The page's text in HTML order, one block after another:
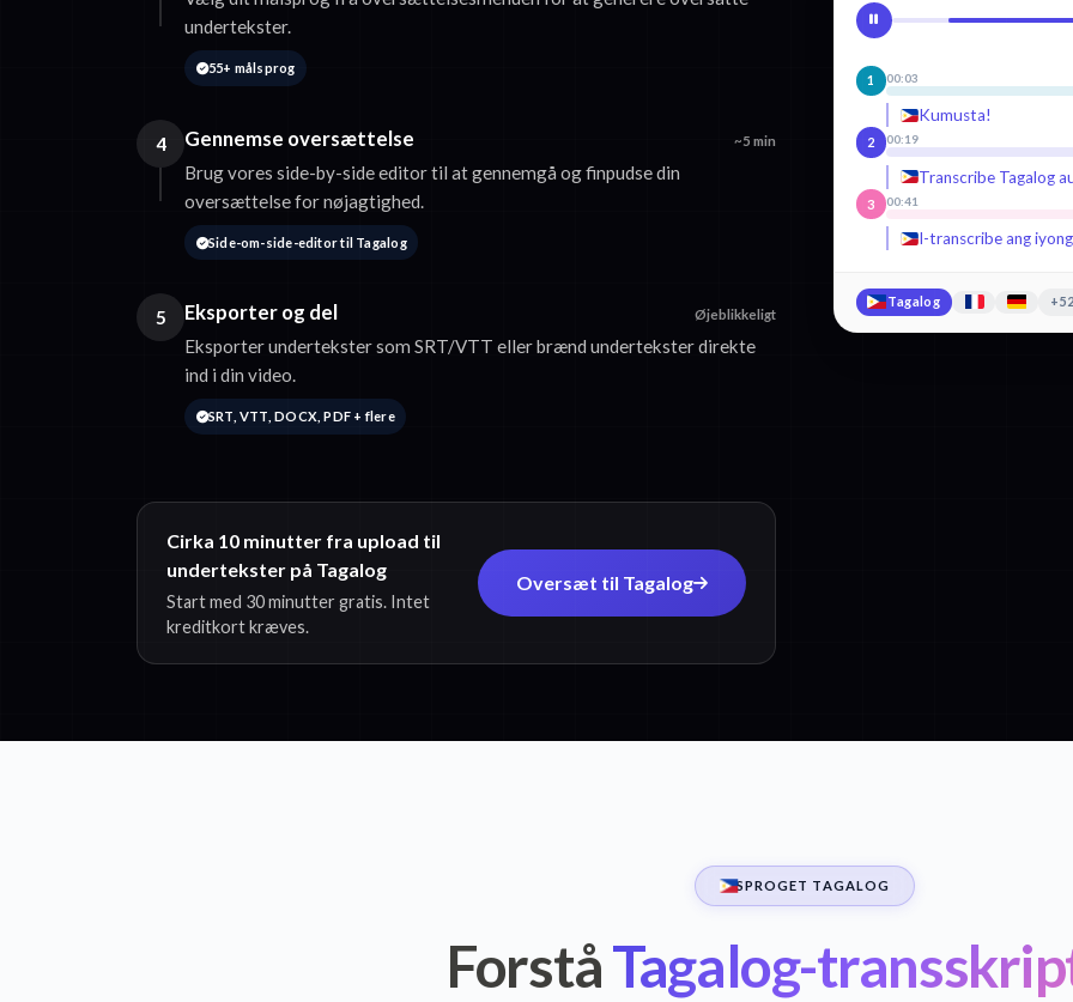
undertekster.
55+ målsprog
4 Gennemse oversættelse ~5 min
Brug vores side-by-side editor til at gennemgå og finpudse din
oversættelse for nøjagtighed.
Side-om-side-editor til Tagalog
5 Eksporter og del Øjeblikkeligt
Eksporter undertekster som SRT/VTT eller brænd undertekster direkte
ind i din video.
SRT, VTT, DOCX, PDF + flere
Cirka 10 minutter fra upload til
undertekster på Tagalog
Start med 30 minutter gratis. Intet
kreditkort kræves.
Oversæt til Tagalog
1 00:03
Kumusta!
2 00:19
Transcribe Tagalog
3 00:41
I-transcribe ang
Tagalog
SPROGET TAGALOG
ForståTagalog-